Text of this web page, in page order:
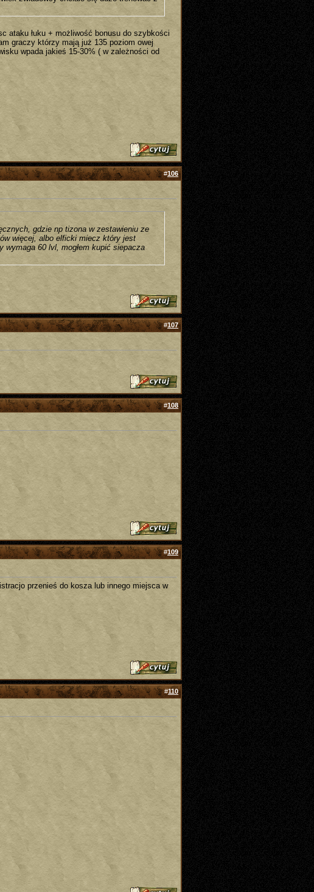
ataku łuku + możliwość bonusu do szybkości
graczy którzy mają już 135 poziom owej
wpada jakieś 15-30% ( w zależności od
#106
gdzie np tizona w zestawieniu ze
więcej, albo elficki miecz który jest
60 lvl, mogłem kupić siepacza
#107
#108
#109
przenieś do kosza lub innego miejsca w
#110